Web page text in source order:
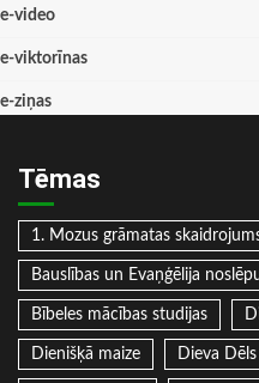
e-video
e-viktorīnas
e-ziņas
Tēmas
1. Mozus grāmatas
Bauslības un Evaņģēlija
Bībeles mācības studijas
Dienišķā maize Dieva Dēls